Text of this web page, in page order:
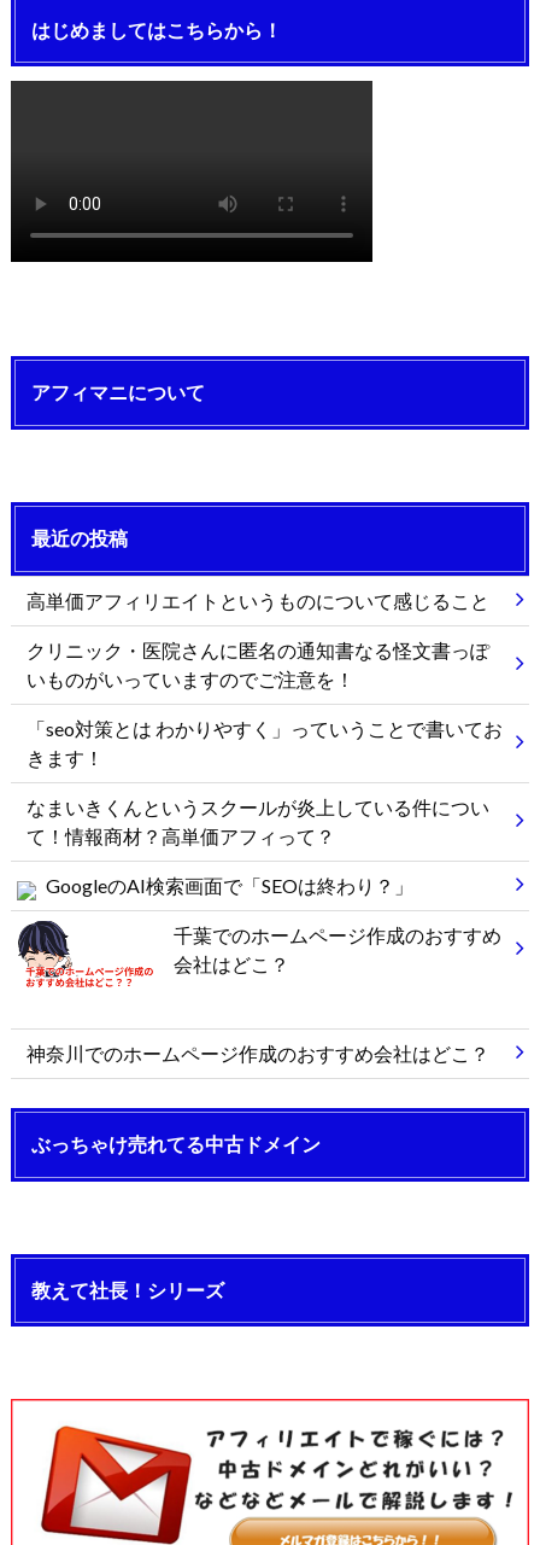
はじめましてはこちらから！
アフィマニについて
最近の投稿
高単価アフィリエイトというものについて感じること
クリニック・医院さんに匿名の通知書なる怪文書っぽ
いものがいっていますのでご注意を！
「seo対策とは わかりやすく」っていうことで書いてお
きます！
なまいきくんというスクールが炎上している件につい
て！情報商材？高単価アフィって？
GoogleのAI検索画面で「SEOは終わり？」
千葉でのホームページ作成のおすすめ
会社はどこ？
神奈川でのホームページ作成のおすすめ会社はどこ？
ぶっちゃけ売れてる中古ドメイン
教えて社長！シリーズ